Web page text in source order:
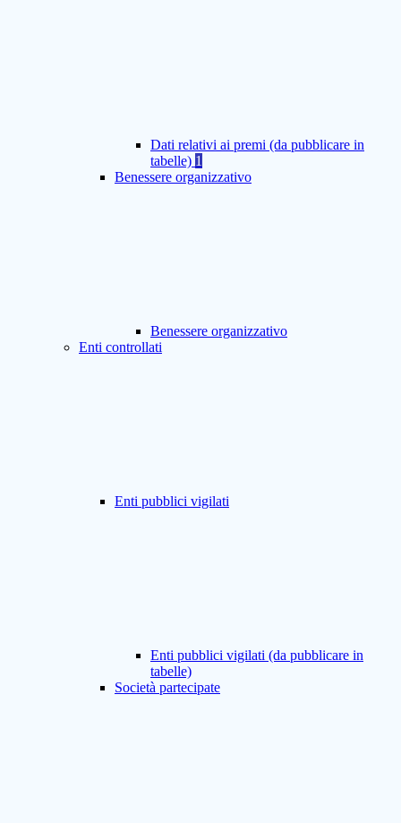
Dati relativi ai premi (da pubblicare in
tabelle) 1
Benessere organizzativo
Benessere organizzativo
Enti controllati
Enti pubblici vigilati
Enti pubblici vigilati (da pubblicare in
tabelle)
Società partecipate